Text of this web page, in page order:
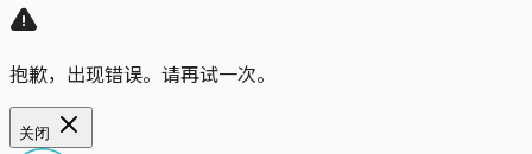
抱歉，出现错误。请再试一次。
关闭